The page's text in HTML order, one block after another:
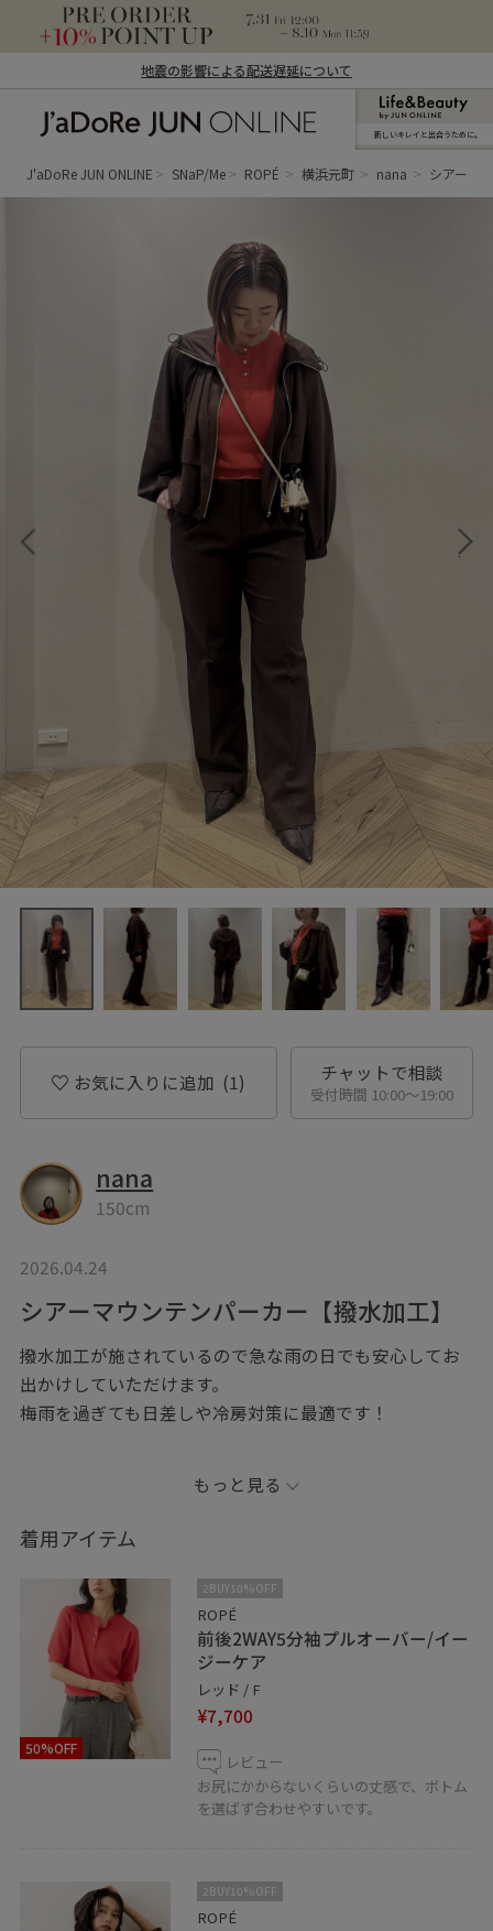
地震の影響による配送遅延について
ン オンライン）
新しいキレイと出合うために。
J'aDoRe JUN ONLINE SNaP/Me ROPÉ 横浜元町 nana シアーマ
お気に入りに追加 (1) チャットで相談
受付時間 10:00〜19:00
nana
150cm
2026.04.24
シアーマウンテンパーカー【撥水加工】
撥水加工が施されているので急な雨の日でも安心してお
出かけしていただけます。
梅雨を過ぎても日差しや冷房対策に最適です！
※アクセサリーなど記載のないものはスタッフ私物とな
っております。
Instagram開設致しました！
@n.ito_rope
元町ロペの入荷情報、ランチやカフェなども投稿してお
りますので、よろしければご覧くださいませ♪
▪️店頭及び屋外での撮影画像は、光の当たり具合で色味
が異なって見える場合がございます。
もっと見る
着用アイテム
50%OFF
2BUY10%OFF
ROPÉ
前後2WAY5分袖プルオーバー/イー
ジーケア
レッド / F
¥7,700
レビュー
お尻にかからないくらいの丈感で、ボトム
を選ばず合わせやすいです。
2BUY10%OFF
ROPÉ